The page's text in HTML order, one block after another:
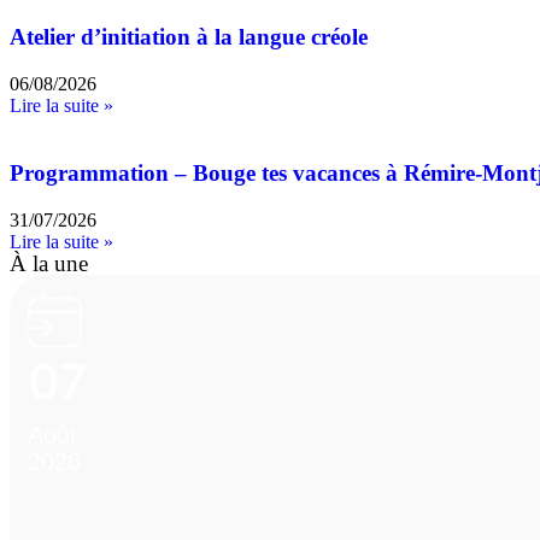
Atelier d’initiation à la langue créole
06/08/2026
Lire la suite »
Programmation – Bouge tes vacances à Rémire-
31/07/2026
Lire la suite »
À la une